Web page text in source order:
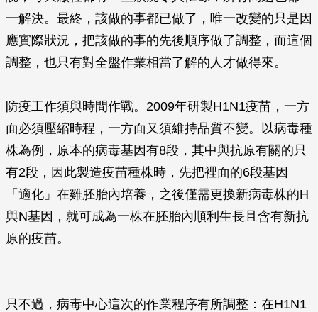
一解決。最終，該做的事都已做了，唯一改變的只是因
應實際狀況，把該做的事的先後順序做了調整，而這個
調整，也只有對全盤作業相當了解的人才做得來。
防疫工作須與時間作戰。2009年研製H1N1疫苗，一方
面必須壓縮時程，一方面又須維持品質不變。以病毒種
株為例，原本的病毒基因有8段，其中與抗原有關的只
有2段，因此製造疫苗種株時，先把裡面的6段基因
「適化」在雞胚胎內培養，之後僅需更換新病毒株的H
與N基因，就可成為一株在胚胎內順利生長且含有新抗
原的疫苗。
只不過，病毒中心這次的作業程序有所調整：在H1N1